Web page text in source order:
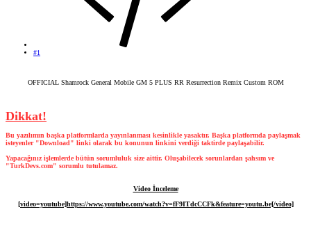
#1
OFFICIAL Shamrock General Mobile GM 5 PLUS RR Resurrection Remix Custom ROM​
Dikkat!
Bu yazılımın başka platformlarda yayınlanması kesinlikle yasaktır. Başka platformda paylaşmak
isteyenler "Download" linki olarak bu konunun linkini verdiği taktirde paylaşabilir.
Yapacağınız işlemlerde bütün sorumluluk size aittir. Oluşabilecek sorunlardan şahsım ve
"TurkDevs.com" sorumlu tutulamaz.
Video İnceleme
[video=youtube]https://www.youtube.com/watch?v=fF9ITdcCCFk&feature=youtu.be[/video]